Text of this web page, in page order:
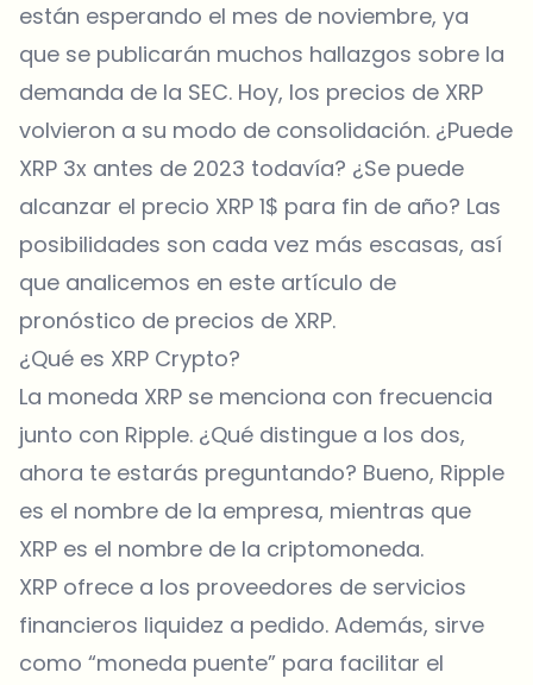
están esperando el mes de noviembre, ya
que se publicarán muchos hallazgos sobre la
demanda de la SEC. Hoy, los precios de XRP
volvieron a su modo de consolidación. ¿Puede
XRP 3x antes de 2023 todavía? ¿Se puede
alcanzar el precio XRP 1$ para fin de año? Las
posibilidades son cada vez más escasas, así
que analicemos en este artículo de
pronóstico de precios de XRP.
¿Qué es XRP Crypto?
La moneda XRP se menciona con frecuencia
junto con Ripple. ¿Qué distingue a los dos,
ahora te estarás preguntando? Bueno, Ripple
es el nombre de la empresa, mientras que
XRP es el nombre de la criptomoneda.
XRP ofrece a los proveedores de servicios
financieros liquidez a pedido. Además, sirve
como “moneda puente” para facilitar el